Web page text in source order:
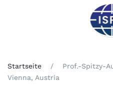
Zum Hauptinhalt
Startseite
Prof.-Spitzy-
Vienna, Austria